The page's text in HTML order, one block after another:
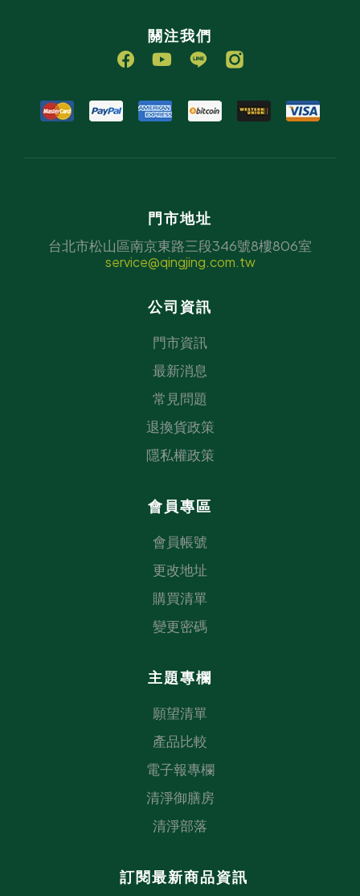
關注我們
門市地址
台北市松山區南京東路三段346號8樓806室
service@qingjing.com.tw
公司資訊
門市資訊
最新消息
常見問題
退換貨政策
隱私權政策
會員專區
會員帳號
更改地址
購買清單
變更密碼
主題專欄
願望清單
產品比較
電子報專欄
清淨御膳房
清淨部落
訂閱最新商品資訊